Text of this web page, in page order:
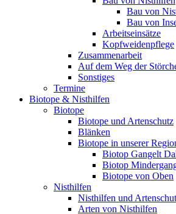
Bau von
Bau von
Arbeitseinsätze
Kopfweidenpflege
Zusammenarbeit
Auf dem Weg der
Sonstiges
Termine
Biotope & Nisthilfen
Biotope
Biotope und Artenschutz
Blänken
Biotope in unserer
Biotop Gangelt
Biotop
Biotope von Oben
Nisthilfen
Nisthilfen und
Arten von Nisthilfen